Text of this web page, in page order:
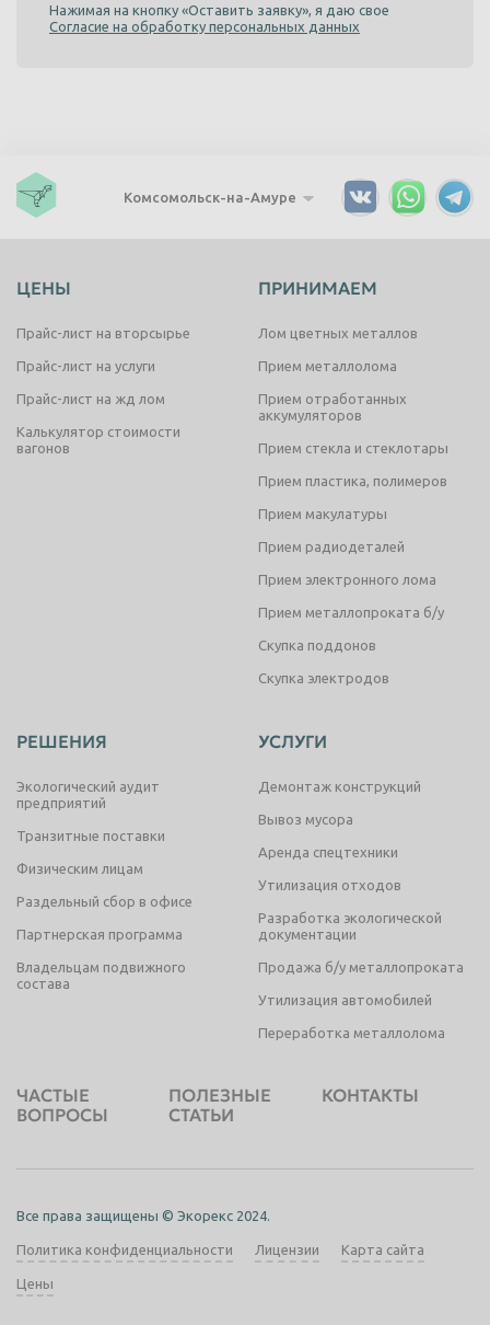
Нажимая на кнопку «Оставить заявку», я даю свое
Согласие на обработку персональных данных
Комсомольск-на-Амуре
ЦЕНЫ
Прайс-лист на вторсырье
Прайс-лист на услуги
Прайс-лист на жд лом
Калькулятор стоимости
вагонов
ПРИНИМАЕМ
Лом цветных металлов
Прием металлолома
Прием отработанных
аккумуляторов
Прием стекла и стеклотары
Прием пластика, полимеров
Прием макулатуры
Прием радиодеталей
Прием электронного лома
Прием металлопроката б/у
Скупка поддонов
Скупка электродов
РЕШЕНИЯ
Экологический аудит
предприятий
Транзитные поставки
Физическим лицам
Раздельный сбор в офисе
Партнерская программа
Владельцам подвижного
состава
УСЛУГИ
Демонтаж конструкций
Вывоз мусора
Аренда спецтехники
Утилизация отходов
Разработка экологической
документации
Продажа б/у металлопроката
Утилизация автомобилей
Переработка металлолома
ЧАСТЫЕ
ВОПРОСЫ
ПОЛЕЗНЫЕ
СТАТЬИ
КОНТАКТЫ
Все права защищены © Экорекс 2024.
Политика конфиденциальности Лицензии Карта сайта
Цены